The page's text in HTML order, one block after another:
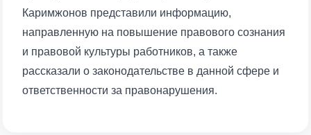
Каримжонов представили информацию,
направленную на повышение правового сознания
и правовой культуры работников, а также
рассказали о законодательстве в данной сфере и
ответственности за правонарушения.